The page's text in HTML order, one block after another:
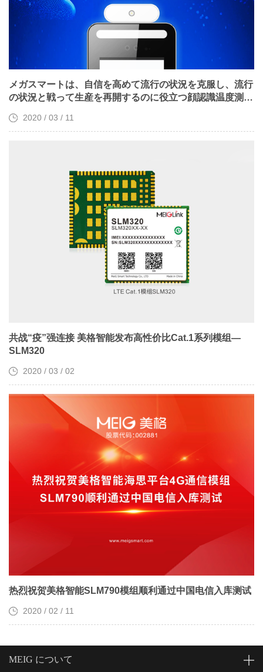
メガスマートは、自信を高めて流行の状況を克服し、流行
の状況と戦って生産を再開するのに役立つ顔認識温度測定
2020 / 03 / 11
共战“疫”强连接 美格智能发布高性价比Cat.1系列模组—
SLM320
2020 / 03 / 02
热烈祝贺美格智能SLM790模组顺利通过中国电信入库测试
2020 / 02 / 11
MEIG について